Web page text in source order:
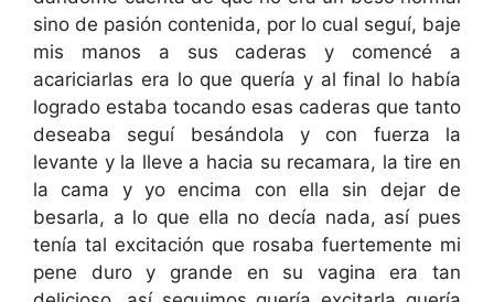
sino de pasión contenida, por lo cual seguí, baje
mis manos a sus caderas y comencé a
acariciarlas era lo que quería y al final lo había
logrado estaba tocando esas caderas que tanto
deseaba seguí besándola y con fuerza la
levante y la lleve a hacia su recamara, la tire en
la cama y yo encima con ella sin dejar de
besarla, a lo que ella no decía nada, así pues
tenía tal excitación que rosaba fuertemente mi
pene duro y grande en su vagina era tan